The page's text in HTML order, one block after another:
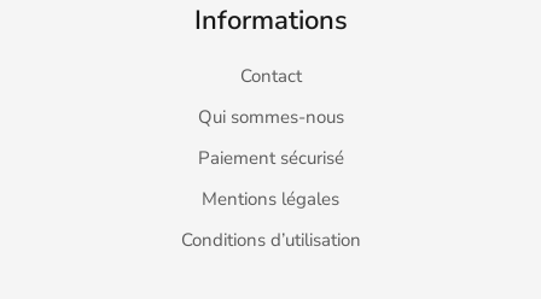
Informations
Contact
Qui sommes-nous
Paiement sécurisé
Mentions légales
Conditions d’utilisation